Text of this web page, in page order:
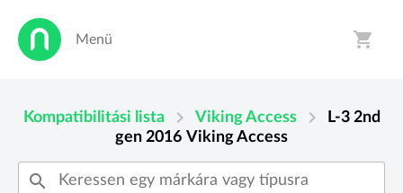
Menü shopping_cart
Kompatibilitási lista chevron_right Viking Access chevron_right
L-3 2nd
gen 2016 Viking Access
search